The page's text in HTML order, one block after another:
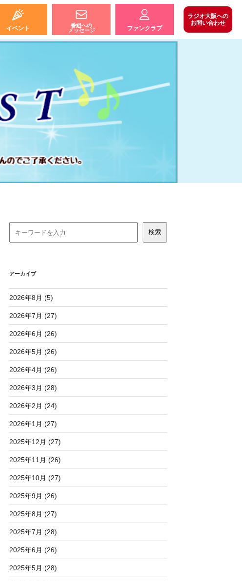
イベント
番組への
メッセージ
ファンクラブ
ラジオ大阪への
お問い合わせ
アーカイブ
2026年8月 (5)
2026年7月 (27)
2026年6月 (26)
2026年5月 (26)
2026年4月 (26)
2026年3月 (28)
2026年2月 (24)
2026年1月 (27)
2025年12月 (27)
2025年11月 (26)
2025年10月 (27)
2025年9月 (26)
2025年8月 (27)
2025年7月 (28)
2025年6月 (26)
2025年5月 (28)